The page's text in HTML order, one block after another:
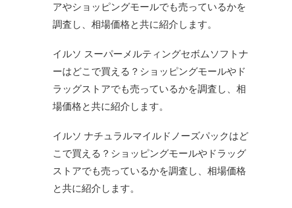
アやショッピングモールでも売っているかを
調査し、相場価格と共に紹介します。
イルソ スーパーメルティングセボムソフトナ
ーはどこで買える？ショッピングモールやド
ラッグストアでも売っているかを調査し、相
場価格と共に紹介します。
イルソ ナチュラルマイルドノーズパックはど
こで買える？ショッピングモールやドラッグ
ストアでも売っているかを調査し、相場価格
と共に紹介します。